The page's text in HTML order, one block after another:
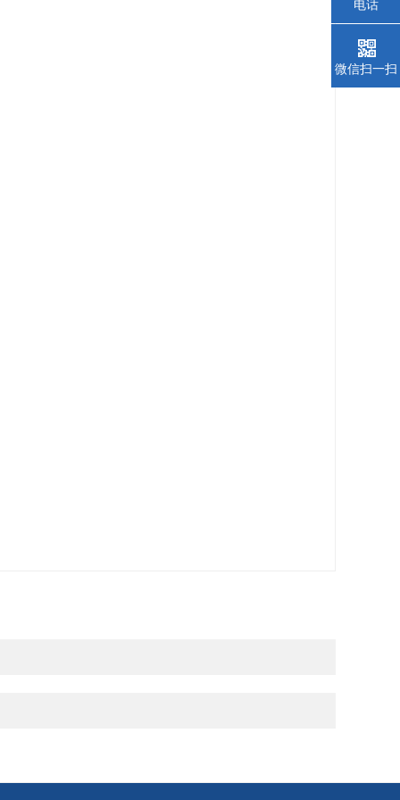
电话
微信扫一扫